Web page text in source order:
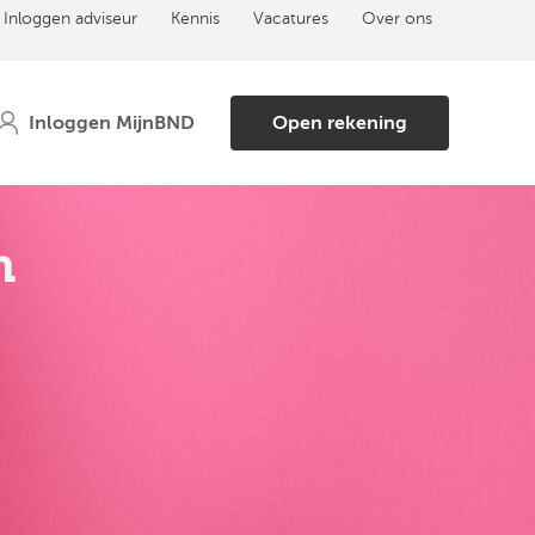
Inloggen adviseur Kennis Vacatures Over ons
Open rekening